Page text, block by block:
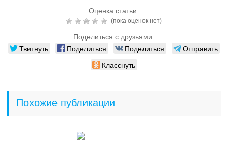
Оценка статьи:
(пока оценок нет)
Поделиться с друзьями:
Твитнуть Поделиться Поделиться
Отправить
Класснуть
Похожие публикации